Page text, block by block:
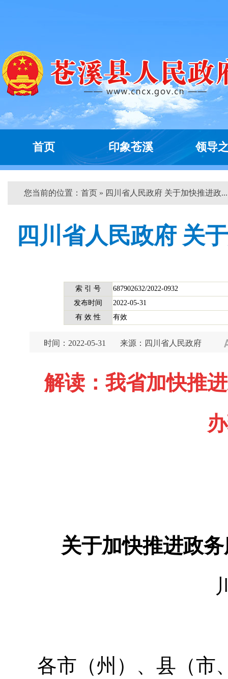
首页 印象苍溪 领导
您当前的位置： 首页 » 四川省人民政府 关于加快推进政
四川省人民政府 关
索 引 号
687902632/2022-0932
发布时间
2022-05-31
有 效 性
有效
时间：2022-05-31 来源：四川省人民政府
解读：我省加快推
关于加快推进政
各市（州）、县（市